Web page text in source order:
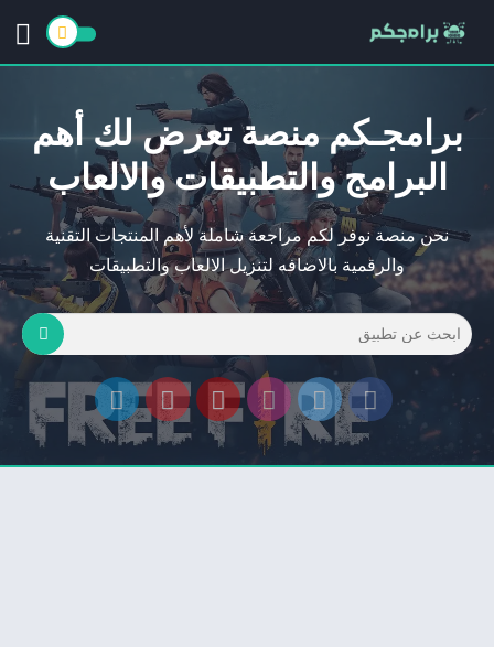
برامجـكم منصة تعرض لك أهم
البرامج والتطبيقات والالعاب
نحن منصة نوفر لكم مراجعة شاملة لأهم المنتجات التقنية
والرقمية بالاضافه لتنزيل الالعاب والتطبيقات